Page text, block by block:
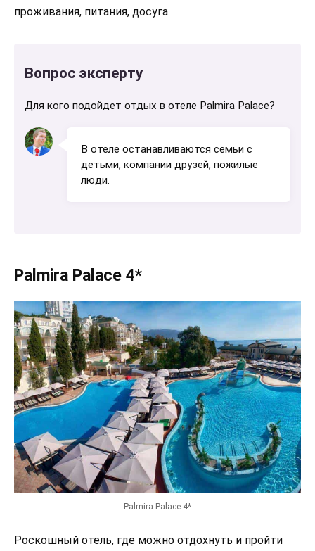
проживания, питания, досуга.
Вопрос эксперту
Для кого подойдет отдых в отеле Palmira Palace?
В отеле останавливаются семьи с
детьми, компании друзей, пожилые
люди.
Palmira Palace 4*
Palmira Palace 4*
Роскошный отель, где можно отдохнуть и пройти